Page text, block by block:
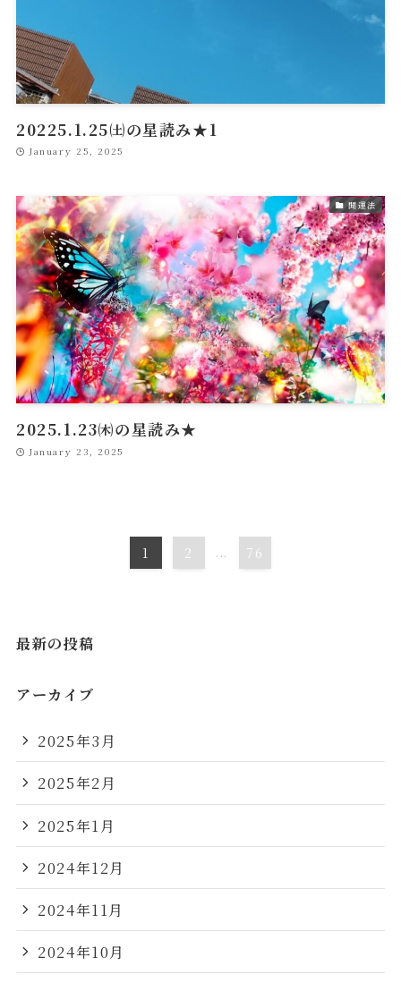
20225.1.25㈯の星読み★1
January 25, 2025
開運法
2025.1.23㈭の星読み★
January 23, 2025
1 2 ... 76
最新の投稿
アーカイブ
2025年3月
2025年2月
2025年1月
2024年12月
2024年11月
2024年10月